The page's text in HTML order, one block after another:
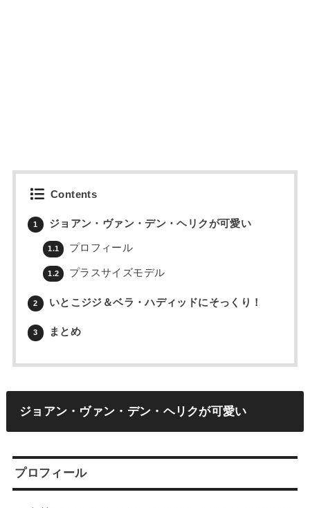
Contents
1 ジョアン・ヴァン・デン・ヘリクが可愛い
1.1 プロフィール
1.2 プラスサイズモデル
2 いとこジジ＆ベラ・ハディッドにそっくり！
3 まとめ
ジョアン・ヴァン・デン・ヘリクが可愛い
プロフィール